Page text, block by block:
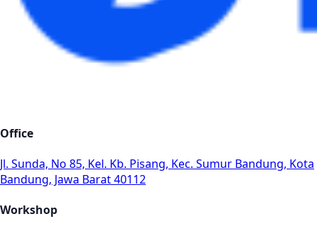
Office
Jl. Sunda, No 85, Kel. Kb. Pisang, Kec. Sumur Bandung, Kota
Bandung, Jawa Barat 40112
Workshop